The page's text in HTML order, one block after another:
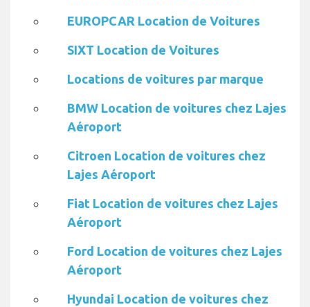
EUROPCAR Location de Voitures
SIXT Location de Voitures
Locations de voitures par marque
BMW Location de voitures chez Lajes
Aéroport
Citroen Location de voitures chez
Lajes Aéroport
Fiat Location de voitures chez Lajes
Aéroport
Ford Location de voitures chez Lajes
Aéroport
Hyundai Location de voitures chez